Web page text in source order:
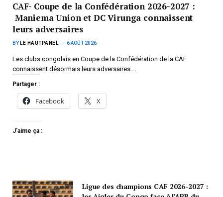
CAF- Coupe de la Confédération 2026-2027 :
Maniema Union et DC Virunga connaissent
leurs adversaires
BY LE HAUTPANEL 6 AOÛT 2026
Les clubs congolais en Coupe de la Confédération de la CAF
connaissent désormais leurs adversaires.…
Partager :
Facebook X
J’aime ça :
Ligue des champions CAF 2026-2027 :